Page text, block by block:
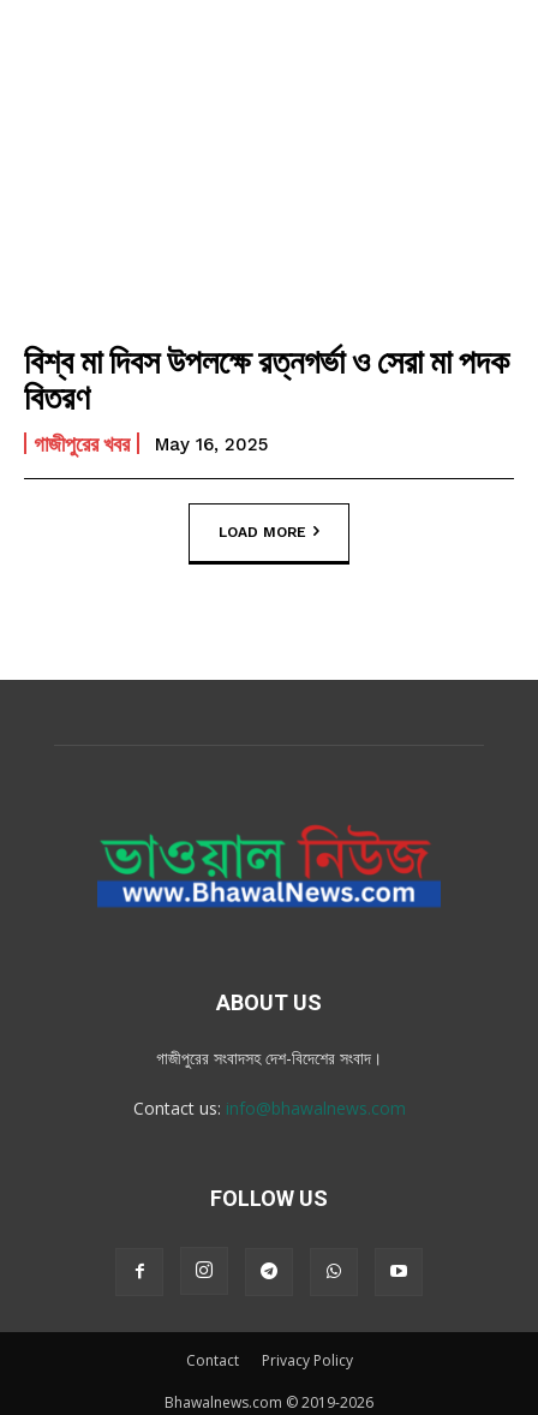
বিশ্ব মা দিবস উপলক্ষে রত্নগর্ভা ও সেরা মা পদক
বিতরণ
গাজীপুরের খবর May 16, 2025
LOAD MORE
ABOUT US
গাজীপুরের সংবাদসহ দেশ-বিদেশের সংবাদ।
Contact us: info@bhawalnews.com
FOLLOW US
Contact Privacy Policy
Bhawalnews.com © 2019-2026